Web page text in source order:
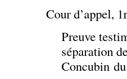
Cour d’appel,
Preuve
séparation
Concubin